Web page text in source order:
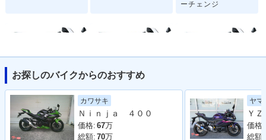
ーチェンジ
2024年 Ninja 25
0・カラーチェンジ
2023年 Ninja 250
KRT Edition・マイ
ナーチェンジ
0・マイナーチェン
お探しのバイクからのおすすめ
カワサキ
Ｎｉｎｊａ ４００
価格: 67万
総額: 70万
ヤマ
価格:
総額: